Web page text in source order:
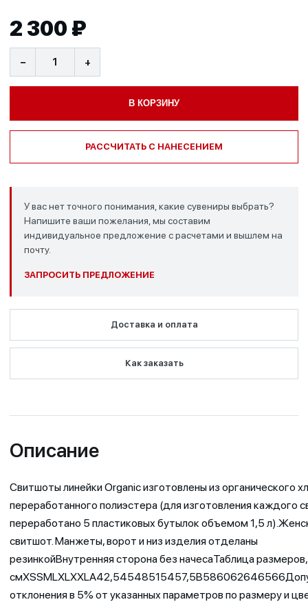
2 300 ₽
− +
В КОРЗИНУ
РАССЧИТАТЬ С НАНЕСЕНИЕМ
У вас нет точного понимания, какие сувениры выбрать?
Напишите ваши пожелания, мы составим
индивидуальное предложение с расчетами и вышлем на
почту.
ЗАПРОСИТЬ ПРЕДЛОЖЕНИЕ
Доставка и оплата
Как заказать
Описание
Свитшоты линейки Organic изготовлены из органического
переработанного полиэстера (для изготовления каждого
переработано 5 пластиковых бутылок объемом 1,5
свитшот. Манжеты, ворот и низ изделия отделаны
резинкойВнутренняя сторона без начесаТаблица размеров,
отклонения в 5% от указанных параметров по размеру и